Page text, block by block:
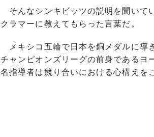
そんなシンキビッツの説明を聞いて
クラマーに教えてもらった言葉だ。
メキシコ五輪で日本を銅メダルに導
チャンピオンズリーグの前身であるヨ
名指導者は競り合いにおける心構えを